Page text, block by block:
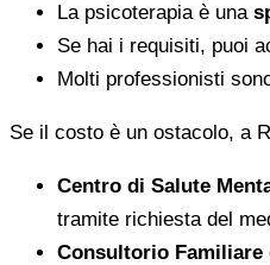
La psicoterapia è una
Se hai i requisiti, puoi
Molti professionisti
Se il costo è un ostacolo, a
Centro di Salute
tramite richiesta del
Consultorio Familiare